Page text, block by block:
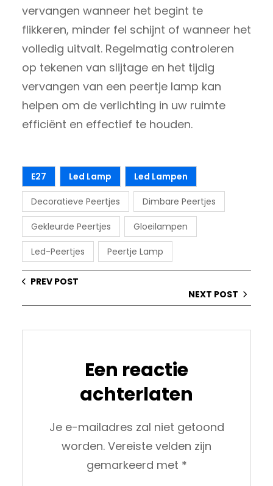
vervangen wanneer het begint te
flikkeren, minder fel schijnt of wanneer het
volledig uitvalt. Regelmatig controleren
op tekenen van slijtage en het tijdig
vervangen van een peertje lamp kan
helpen om de verlichting in uw ruimte
efficiënt en effectief te houden.
E27 Led Lamp Led Lampen
Decoratieve Peertjes Dimbare Peertjes
Gekleurde Peertjes Gloeilampen
Led-Peertjes Peertje Lamp
PREV POST
NEXT POST
Een reactie
achterlaten
Je e-mailadres zal niet getoond
worden. Vereiste velden zijn
gemarkeerd met *